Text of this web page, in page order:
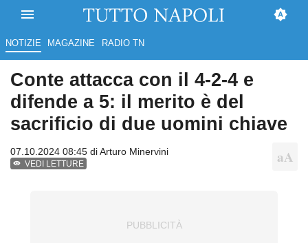
NOTIZIE MAGAZINE RADIO TN
Conte attacca con il 4-2-4 e
difende a 5: il merito è del
sacrificio di due uomini chiave
07.10.2024 08:45 diArturo Minervini
VEDI LETTURE